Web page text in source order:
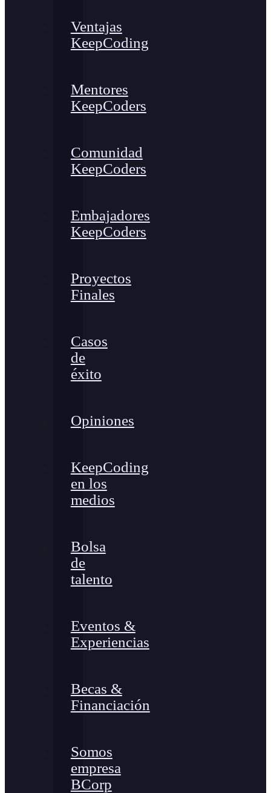
Ventajas
KeepCoding
Mentores
KeepCoders
Comunidad
KeepCoders
Embajadores
KeepCoders
Proyectos
Finales
Casos
de
éxito
Opiniones
KeepCoding
en los
medios
Bolsa
de
talento
Eventos &
Experiencias
Becas &
Financiación
Somos
empresa
BCorp